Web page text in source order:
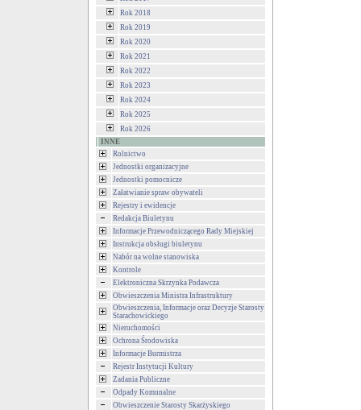
Rok 2018
Rok 2019
Rok 2020
Rok 2021
Rok 2022
Rok 2023
Rok 2024
Rok 2025
Rok 2026
INNE
Rolnictwo
Jednostki organizacyjne
Jednostki pomocnicze
Załatwianie spraw obywateli
Rejestry i ewidencje
Redakcja Biuletynu
Informacje Przewodniczącego Rady Miejskiej
Instrukcja obsługi biuletynu
Nabór na wolne stanowiska
Kontrole
Elektroniczna Skrzynka Podawcza
Obwieszczenia Ministra Infrastruktury
Obwieszczenia, Informacje oraz Decyzje Starosty
Starachowickiego
Nieruchomości
Ochrona Środowiska
Informacje Burmistrza
Rejestr Instytucji Kultury
Zadania Publiczne
Odpady Komunalne
Obwieszczenie Starosty Skarżyskiego